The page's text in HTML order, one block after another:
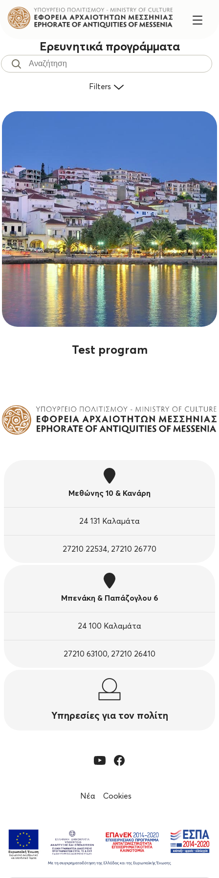
Ερευνητικά προγράμματα
Filters
Test program
Μεθώνης 10 & Κανάρη
24 131 Καλαμάτα
27210 22534, 27210 26770
Μπενάκη & Παπάζογλου 6
24 100 Καλαμάτα
27210 63100, 27210 26410
Υπηρεσίες για τον πολίτη
Νέα Cookies